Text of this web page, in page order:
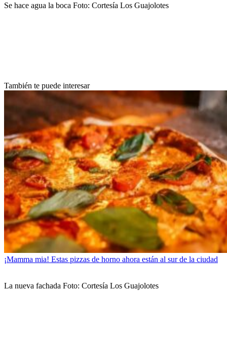
Se hace agua la boca Foto: Cortesía Los Guajolotes
También te puede interesar
¡Mamma mia! Estas pizzas de horno ahora están al sur de la ciudad
La nueva fachada Foto: Cortesía Los Guajolotes